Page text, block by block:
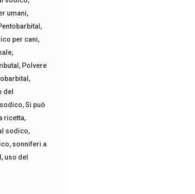
umani,
,
per cani,
,
, Polvere
,
del
,Si può
ricetta,
sodico,
, sonniferi a
, uso del